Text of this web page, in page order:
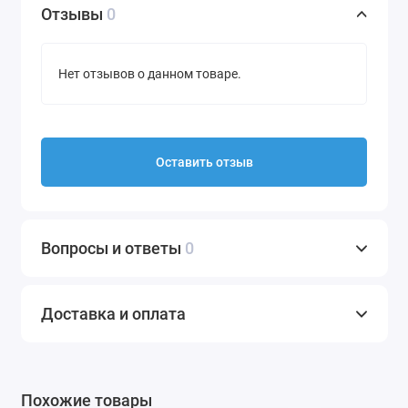
Отзывы 0
Нет отзывов о данном товаре.
Оставить отзыв
Вопросы и ответы 0
Доставка и оплата
Похожие товары